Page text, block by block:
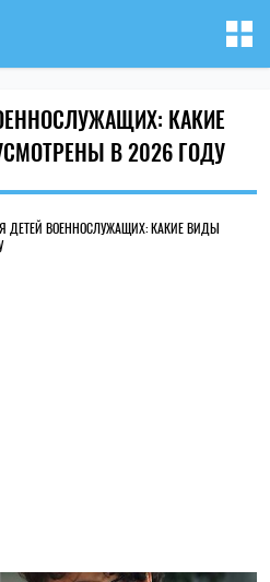
КАКИЕ
В 2026 ГОДУ
ДЕТЕЙ ВОЕННОСЛУЖАЩИХ: КАКИЕ ВИДЫ